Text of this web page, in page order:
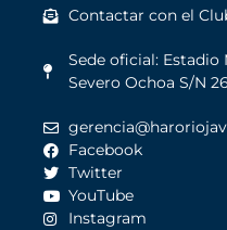
Contactar con el
Sede oficial: Estadio
Severo Ochoa S/N
Facebook
Twitter
YouTube
Instagram